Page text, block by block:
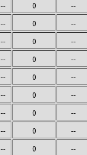
-- 0 --
-- 0 --
-- 0 --
-- 0 --
-- 0 --
-- 0 --
-- 0 --
-- 0 --
-- 0 --